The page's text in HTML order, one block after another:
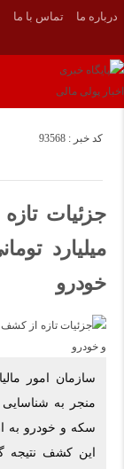
درباره ما تماس با ما
کد خبر : 93568
میلیارد
خودرو
سازمان امور
منجر به
این کشف نتیجه